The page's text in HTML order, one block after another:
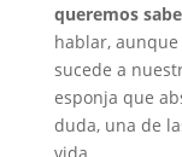
queremos
hablar,
sucede a
esponja que
duda, una de